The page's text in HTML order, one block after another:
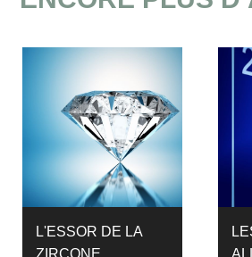
L'ESSOR DE LA
ZIRCONE